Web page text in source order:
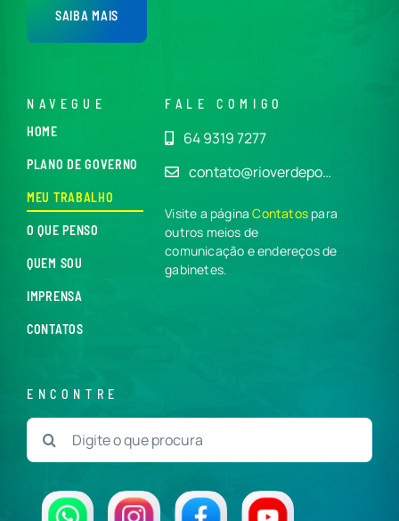
SAIBA MAIS
NAVEGUE
HOME
PLANO DE GOVERNO
MEU TRABALHO
O QUE PENSO
QUEM SOU
IMPRENSA
CONTATOS
FALE COMIGO
64 9319 7277
contato@rioverdepo…
Visite a páginaContatos para
outros meios de
comunicação e endereços de
gabinetes.
ENCONTRE
Buscar
resultados